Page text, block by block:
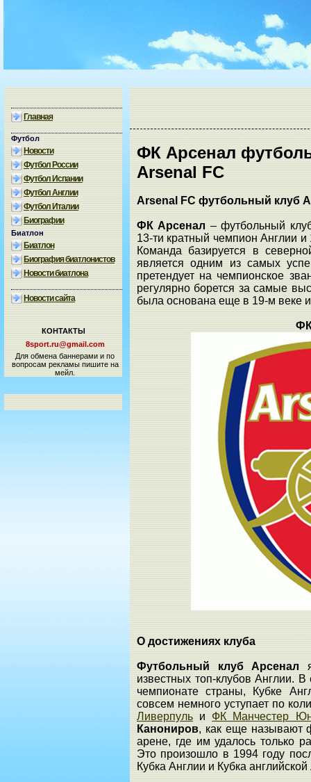
Главная
Футбол
Новости
Футбол России
Футбол Испании
Футбол Англии
Футбол Италии
Биографии
Биатлон
Биатлон
Биография биатлонистов
Новости биатлона
Новости сайта
КОНТАКТЫ
8sport.ru@gmail.com
Для обмена баннерами и по
вопросам рекламы пишите на
мейл.
ФК Арсенал
Arsenal FC
Arsenal FC футбольный клуб
ФК Арсенал – футбольный
13-ти кратный чемпион Англии
Команда базируется в
является одним из самых
претендует на чемпионское
регулярно борется за самые
была основана еще в 19-м веке
О достижениях клуба
Футбольный клуб Арсенал
известных топ-клубов Англии.
чемпионате страны, Кубке
совсем немного уступает по
Ливерпуль и ФК Манчестер
Канониров, как еще называют
арене, где им удалось только
Это произошло в 1994 году
Кубка Англии и Кубка